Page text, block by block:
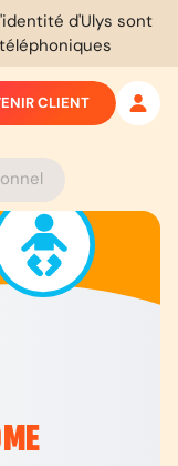
d'Ulys sont
CLIENT